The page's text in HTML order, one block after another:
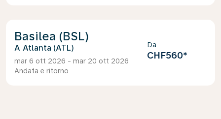
Basilea (BSL)
Atlanta (ATL)
mar 6 ott 2026 - mar 20 ott 2026
Andata e ritorno
Da
CHF560*